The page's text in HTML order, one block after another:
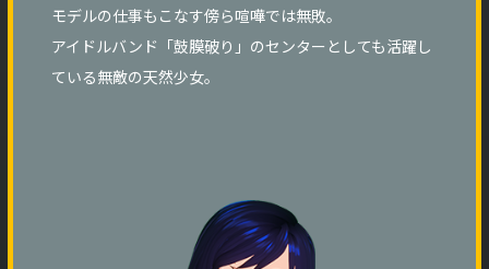
モデルの仕事もこなす傍ら喧嘩では無敗。
アイドルバンド「鼓膜破り」のセンターとしても活躍し
ている無敵の天然少女。